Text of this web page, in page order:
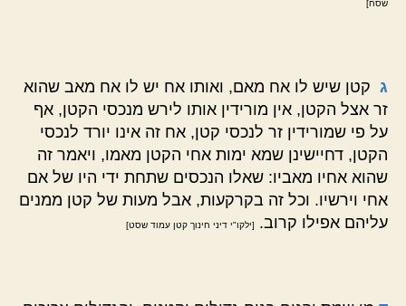
שסח]
ג קטן שיש לו אח מאם, ואותו אח יש לו אח מאב שהוא
זר אצל הקטן, אין מורידין אותו לירש מנכסי הקטן, אף
על פי שמורידין זר לנכסי קטן, אח זה אינו יורד לנכסי
הקטן, דחיישינן שמא ימות אחי הקטן מאמו, ויאמר זה
שהוא אחיו מאביו: שאלו הנכסים שתחת ידי היו של אם
אחי וירשיו. וכל זה בקרקעות, אבל מעות של קטן ממנים
עליהם אפילו קרוב.
[ילקו"י דיני חינוך קטן עמוד שסט]